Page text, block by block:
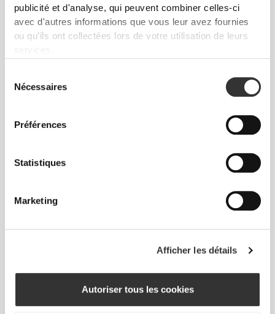
publicité et d'analyse, qui peuvent combiner celles-ci
avec d'autres informations que vous leur avez fournies
ou qu'ils ont collectées lors de votre utilisation de leurs
services.
Nécessaires
Préférences
Statistiques
Marketing
Afficher les détails
Autoriser tous les cookies
N'ALTÈRE PAS LE GOÛT
goût de tes boissons et est compatible avec le lave-
FACILE À TRANSPORTER